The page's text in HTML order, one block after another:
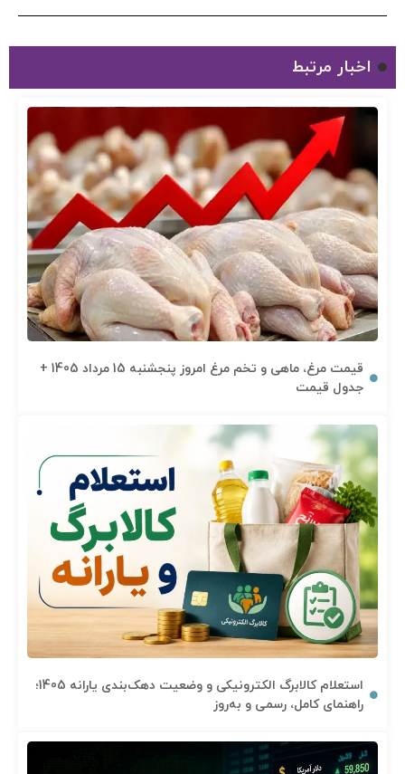
اخبار مرتبط
قیمت مرغ، ماهی و تخم مرغ امروز پنجشنبه 15 مرداد 1405 +
جدول قیمت
استعلام کالابرگ الکترونیکی و وضعیت دهک‌بندی یارانه 1405؛
راهنمای کامل، رسمی و به‌روز